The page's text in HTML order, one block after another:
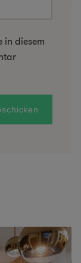
in diesem